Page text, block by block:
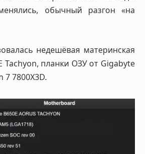
обычный разгон «на
недешёвая материнская
Tachyon, планки ОЗУ от Gigabyte
7 7800X3D.